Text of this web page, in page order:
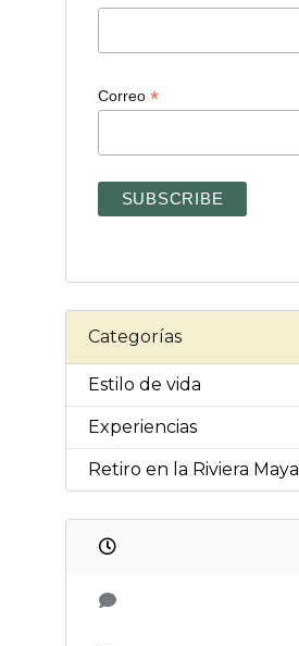
Correo *
Categorías
Estilo de vida
Experiencias
Retiro en la Riviera Maya